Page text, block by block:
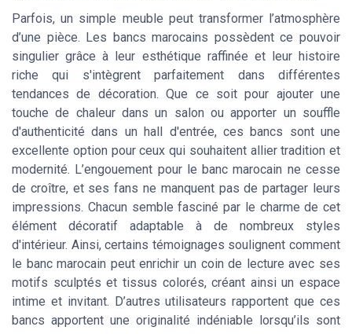
Parfois, un simple meuble peut transformer l’atmosphère
d’une pièce. Les bancs marocains possèdent ce pouvoir
singulier grâce à leur esthétique raffinée et leur histoire
riche qui s'intègrent parfaitement dans différentes
tendances de décoration. Que ce soit pour ajouter une
touche de chaleur dans un salon ou apporter un souffle
d'authenticité dans un hall d'entrée, ces bancs sont une
excellente option pour ceux qui souhaitent allier tradition et
modernité. L’engouement pour le banc marocain ne cesse
de croître, et ses fans ne manquent pas de partager leurs
impressions. Chacun semble fasciné par le charme de cet
élément décoratif adaptable à de nombreux styles
d'intérieur. Ainsi, certains témoignages soulignent comment
le banc marocain peut enrichir un coin de lecture avec ses
motifs sculptés et tissus colorés, créant ainsi un espace
intime et invitant. D’autres utilisateurs rapportent que ces
bancs apportent une originalité indéniable lorsqu’ils sont